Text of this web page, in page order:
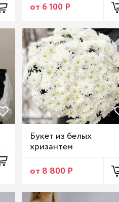
от 6 100 Р
Букет из белых
хризантем
от 8 800 Р